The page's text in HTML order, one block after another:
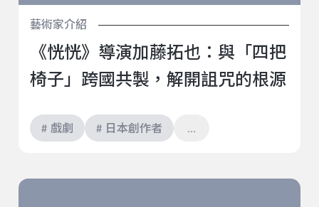
藝術家介紹
《恍恍》導演加藤拓也：與「四把
椅子」跨國共製，解開詛咒的根源
# 戲劇 # 日本創作者
捻.念.銅門部落山野之旅・觀察側記｜《遊林驚夢：巧遇